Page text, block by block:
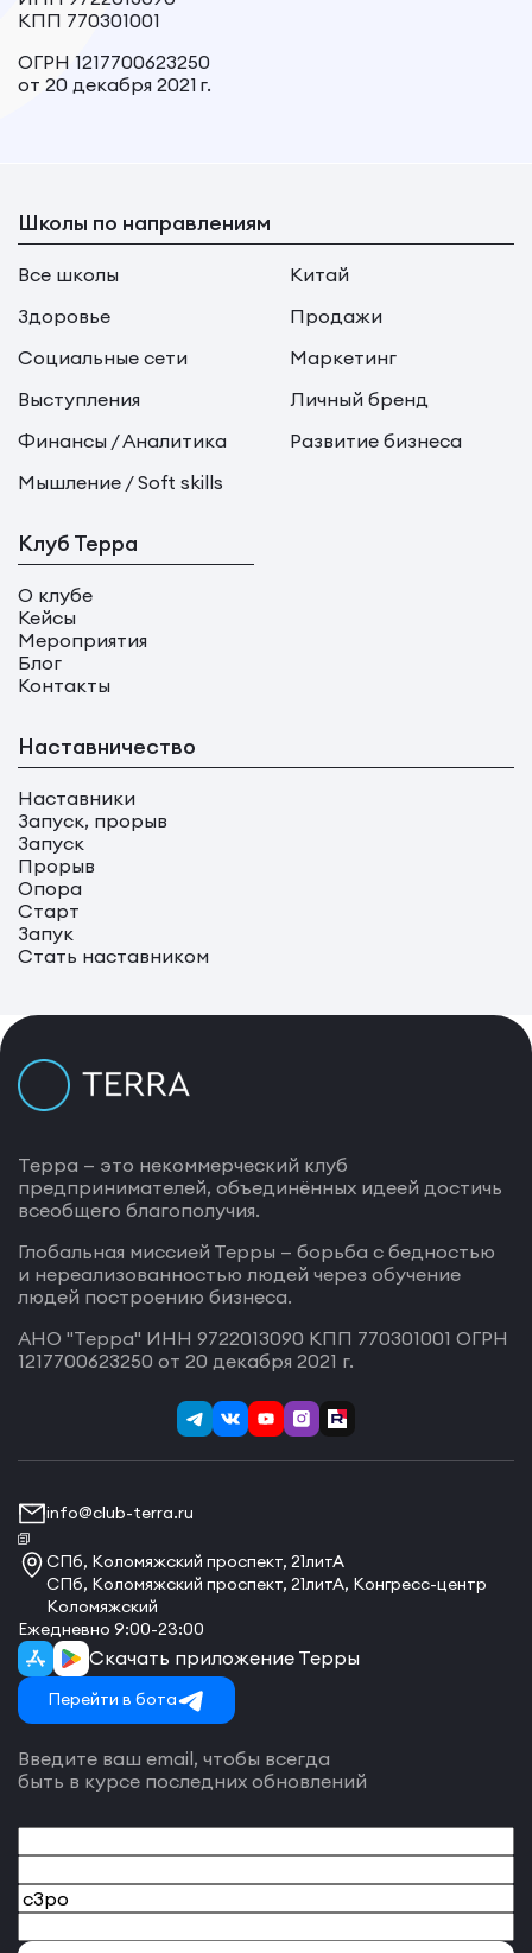
КПП 770301001
ОГРН 1217700623250
от 20 декабря 2021 г.
Школы по направлениям
Все школы
Китай
Здоровье
Продажи
Социальные сети
Маркетинг
Выступления
Личный бренд
Финансы / Аналитика
Развитие бизнеса
Мышление / Soft skills
Клуб Терра
О клубе
Кейсы
Мероприятия
Блог
Контакты
Наставничество
Наставники
Запуск, прорыв
Запуск
Прорыв
Опора
Старт
Запук
Стать наставником
Терра — это некоммерческий клуб
предпринимателей, объединённых идеей достичь
всеобщего благополучия.
Глобальная миссией Терры — борьба с бедностью
и нереализованностью людей через обучение
людей построению бизнеса.
АНО "Терра" ИНН 9722013090 КПП 770301001 ОГРН
1217700623250 от 20 декабря 2021 г.
info@club-terra.ru
СПб, Коломяжский проспект, 21литА
СПб, Коломяжский проспект, 21литА, Конгресс-центр
Коломяжский
Ежедневно 9:00-23:00
Скачать приложение Терры
Перейти в бота
Введите ваш email, чтобы всегда
быть в курсе последних обновлений